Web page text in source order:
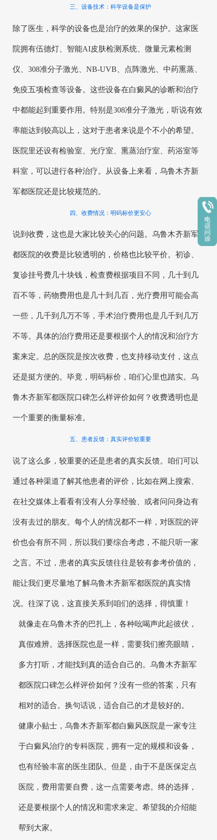
三、设备技术：科学设备是保护
除了医生，科学的设备也是治疗的效果的保护。这家医
院拥有伍德灯、智能AI皮肤检测系统、微量元素检测
仪、308准分子激光、NB-UVB、点阵激光、中药熏蒸、
免疫五项检查等设备。这些设备在白癜风的诊断和治疗
中都能起到重要作用。特别是308准分子激光，听说有效
率能达到较高以上，这对于患者来说是个不小的希望。
医院里还设有检验室、光疗室、熏蒸治疗室、药浴室等
科室，可以进行各种治疗。从设备上来看，乌鲁木齐新
军都医院还是比较规范的。
四、收费情况：明码标价更安心
说到收费，这也是大家比较关心的问题。乌鲁木齐新军
都医院的收费是比较透明的，价格也比较平价。初诊、
复诊挂号费几十块钱，检查费根据项目不同，几十到几
百不等，药物费用也是几十到几百，光疗费用可能会高
一些，几千到几万不等，手术治疗费用也是几千到几万
不等。具体的治疗费用还是要根据个人的情况和治疗方
案来定。总的医院是按次收费，也支持移动支付，这点
还是挺方便的。毕竟，明码标价，咱们心里也踏实。乌
鲁木齐新军都医院口碑怎么样评价如何？收费透明也是
一个重要的衡量标准。
五、患者反馈：真实评价较重要
说了这么多，较重要的还是患者的真实反馈。咱们可以
通过各种渠道了解其他患者的评价，比如在网上搜索、
在社交媒体上看看有没有人分享经验、或者问问身边有
没有去过的朋友。每个人的情况都不一样，对医院的评
价也会有所不同，所以我们要综合考虑，不能只听一家
之言。不过，患者的真实反馈往往是较有参考价值的，
能让我们更尽量地了解乌鲁木齐新军都医院的真实情
况。往深了说，这直接关系到咱们的选择，得慎重！
就像走在乌鲁木齐的巴扎上，各种吆喝声此起彼伏，
真假难辨。选择医院也是一样，需要我们擦亮眼睛，
多方打听，才能找到真的适合自己的。乌鲁木齐新军
都医院口碑怎么样评价如何？没有一些的答案，只有
相对的适合。换句话说，适合自己的才是较好的。
健康小贴士，乌鲁木齐新军都白癜风医院是一家专注
于白癜风治疗的专科医院，拥有一定的规模和设备，
也有经验丰富的医生团队。但是，由于不是医保定点
医院，费用需要自费，这一点需要考虑。终的选择，
还是要根据个人的情况和需求来定。希望我的介绍能
帮到大家。